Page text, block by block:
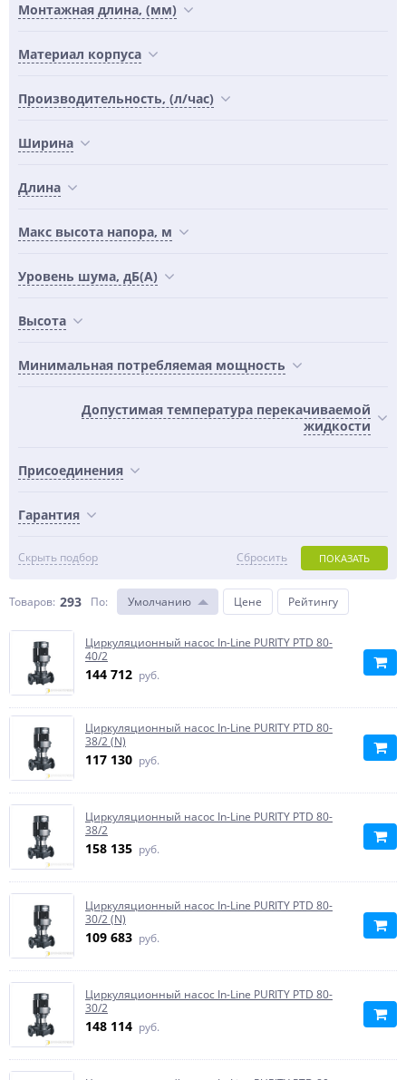
Монтажная длина, (мм)
Материал корпуса
Производительность, (л/час)
Ширина
Длина
Maкс высота напора, м
Уровень шума, дБ(А)
Высота
Минимальная потребляемая мощность
Допустимая температура перекачиваемой
жидкости
Присоединения
Гарантия
Скрыть подбор ПОКАЗАТЬ
Сбросить
Товаров: 293 По: Умолчанию Цене Рейтингу
Циркуляционный насос In-Line PURITY PTD 80-
40/2
144 712 руб.
Циркуляционный насос In-Line PURITY PTD 80-
38/2 (N)
117 130 руб.
Циркуляционный насос In-Line PURITY PTD 80-
38/2
158 135 руб.
Циркуляционный насос In-Line PURITY PTD 80-
30/2 (N)
109 683 руб.
Циркуляционный насос In-Line PURITY PTD 80-
30/2
148 114 руб.